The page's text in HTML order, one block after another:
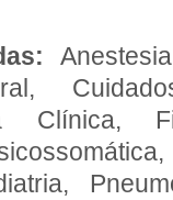
Clínica,